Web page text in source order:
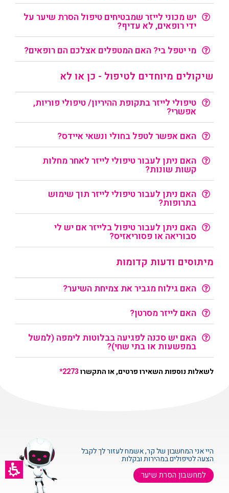
יש מכוני לייזר שמבטיחים טיפול הסרת שיער על
ידי רופאים, לא עדיף?
מי יטפל בי? האם המטפלים אצלכם הם רופאים?
שיקולים מיוחדים לטיפול - כן או לא
טיפולי לייזר בתקופת ההיריון/ טיפולי פוריות,
אפשרי?
האם אפשר לטפל בחולי ונשאי איידס?
האם ניתן לעבור טיפולי לייזר לאחר מחלות
קשות שונות?
האם ניתן לעבור טיפולי לייזר תוך שימוש
בתרופות?
האם ניתן לעבור טיפול בלייזר אם יש לי
סבוריאה או פסוריאזיס?
מיתוסים ודעות קדומות
האם גילוח מגביר את צמיחת השיער?
האם לייזר מסרטן?
האם יש סכנה לפגיעה בבלוטות לימפה (למשל
במפשעות או בתי שחי)?
לשאלות נוספות השאירו פרטים, או התקשרו2273*
היי אני המחשבון של קר, אשמח לעזור לך לקבל
הצעה לטיפולים במהירות ובקלות
למחשבון הסרת שיער